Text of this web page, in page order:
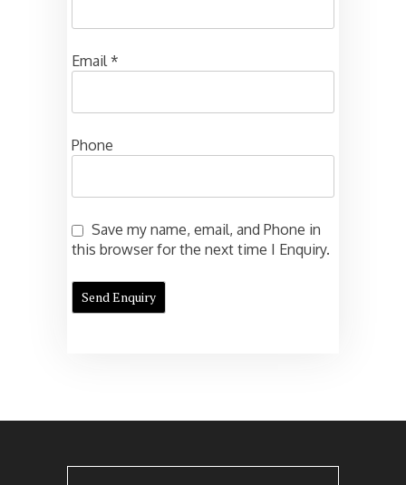
Email*
Phone
Save my name, email, and Phone in
this browser for the next time I Enquiry.